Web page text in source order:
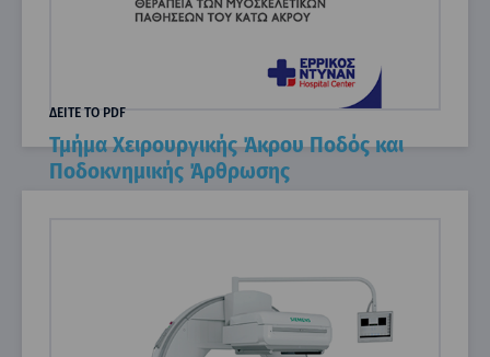
Τμήμα Χειρουργικής Άκρου Ποδός και
Ποδοκνημικής Άρθρωσης
ΔΕΙΤΕ ΤΟ PDF